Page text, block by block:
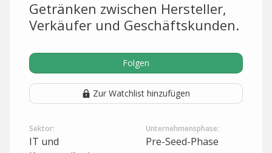
Getränken zwischen Hersteller,
Verkäufer und Geschäftskunden.
Folgen
Zur Watchlist hinzufügen
Sektor:
IT und
Unternehmensphase:
Pre-Seed-Phase